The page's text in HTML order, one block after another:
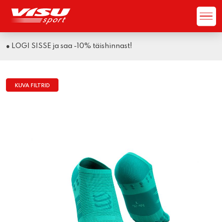
● LOGI SISSE ja saa -10% täishinnast!
KUVA FILTRID